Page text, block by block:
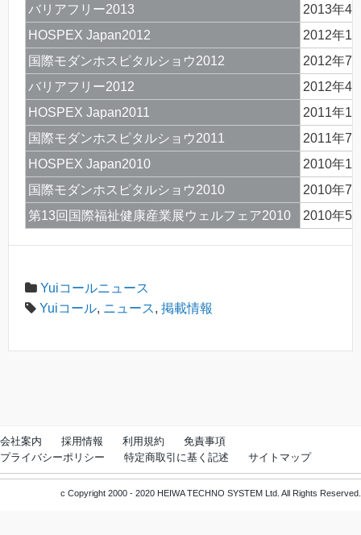
バリアフリー2013
2013年4
HOSPEX Japan2012
2012年
国際モダンホスピタルショウ2012
2012年7
バリアフリー2012
2012年4
HOSPEX Japan2011
2011年
国際モダンホスピタルショウ2011
2011年7
HOSPEX Japan2010
2010年
国際モダンホスピタルショウ2010
2010年7
第13回国際福祉健康産業展ウェルフェア2010
2010年5
Yuiコールニュース
Yuiコール, ニュース, 掲載情報
会社案内 採用情報 利用規約
免責事項
プライバシーポリシー
特定商取引に基く記述 サイトマップ
c Copyright 2000 - 2020 HEIWA TECHNO SYSTEM Ltd. All Rights Reserved.